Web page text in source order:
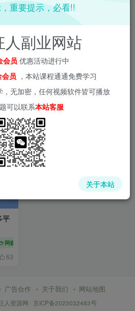
平
网赚项目
63
广告合作 关于我们 网站地图
人资源网 · 京ICP备2023032483号
重要提示，必看!!
人副业网站
会员 优惠活动进行中
员 ，本站课程通通免费学习
，无加密，任何视频软件皆可播放
可以联系本站客服
关于本站